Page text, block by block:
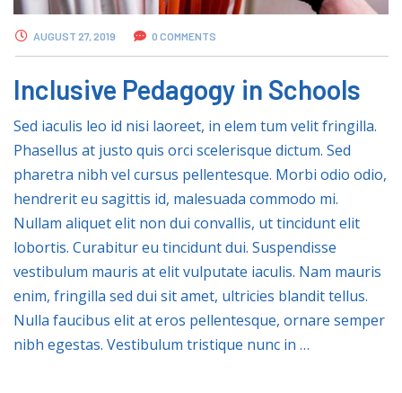
AUGUST 27, 2019 0 COMMENTS
Inclusive Pedagogy in Schools
Sed iaculis leo id nisi laoreet, in elem tum velit fringilla.
Phasellus at justo quis orci scelerisque dictum. Sed
pharetra nibh vel cursus pellentesque. Morbi odio odio,
hendrerit eu sagittis id, malesuada commodo mi.
Nullam aliquet elit non dui convallis, ut tincidunt elit
lobortis. Curabitur eu tincidunt dui. Suspendisse
vestibulum mauris at elit vulputate iaculis. Nam mauris
enim, fringilla sed dui sit amet, ultricies blandit tellus.
Nulla faucibus elit at eros pellentesque, ornare semper
nibh egestas. Vestibulum tristique nunc in …